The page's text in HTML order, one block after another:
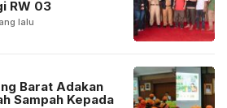
lalu
RW 03
Barat Adakan
Sampah Kepada